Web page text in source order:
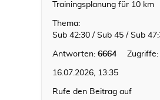
Trainingsplanung für 10 km
Thema:
Sub 42:30 / Sub 45 / Sub
Antworten: 6664 Zugriffe:
16.07.2026, 13:35
Rufe den Beitrag auf